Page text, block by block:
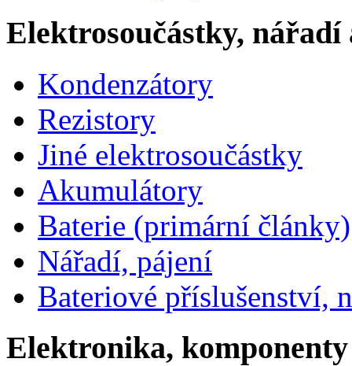
Elektrosoučástky, nářadí
Kondenzátory
Rezistory
Jiné elektrosoučástky
Akumulátory
Baterie (primární články)
Nářadí, pájení
Bateriové příslušenství,
Elektronika, komponenty